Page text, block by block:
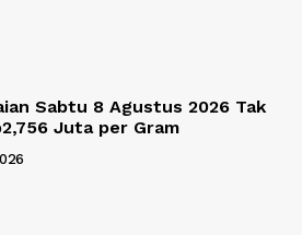
Sabtu 8 Agustus 2026 Tak
Juta per Gram